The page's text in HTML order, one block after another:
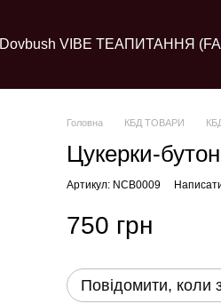
Dovbush VIBE TEAПИТАННЯ
Головна КБД ТОВАРИ
Цукерки-
Артикул: NCB0009
750 грн
Повідомити, коли